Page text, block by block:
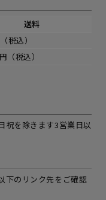
送料
税込）
（税込）
祝を除きます3営業日以
下のリンク先をご確認